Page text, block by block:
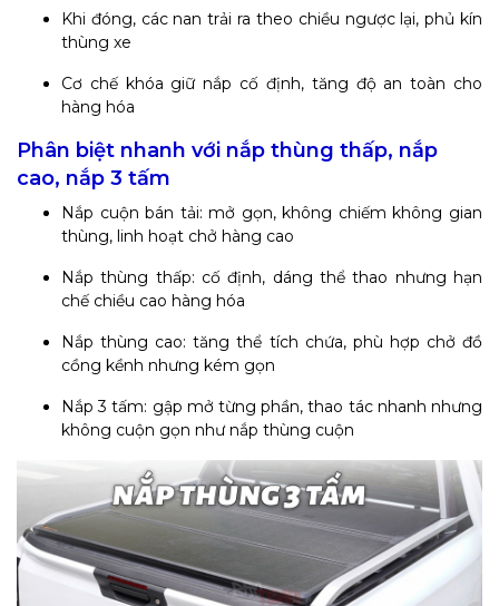
Khi đóng, các nan trải ra theo chiều ngược lại, phủ kín
thùng xe
Cơ chế khóa giữ nắp cố định, tăng độ an toàn cho
hàng hóa
Phân biệt nhanh với nắp thùng thấp, nắp
cao, nắp 3 tấm
Nắp cuộn bán tải: mở gọn, không chiếm không gian
thùng, linh hoạt chở hàng cao
Nắp thùng thấp: cố định, dáng thể thao nhưng hạn
chế chiều cao hàng hóa
Nắp thùng cao: tăng thể tích chứa, phù hợp chở đồ
cồng kềnh nhưng kém gọn
Nắp 3 tấm: gập mở từng phần, thao tác nhanh nhưng
không cuộn gọn như nắp thùng cuộn